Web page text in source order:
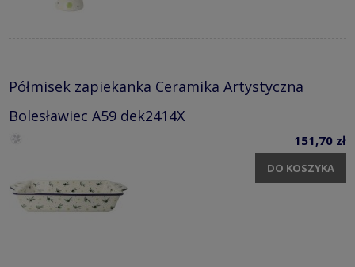
Półmisek zapiekanka Ceramika Artystyczna
Bolesławiec A59 dek2414X
151,70 zł
DO KOSZYKA